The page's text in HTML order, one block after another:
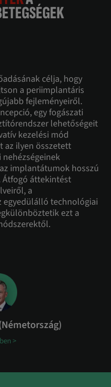
célja, hogy
a periimplantáris
fejleményeiről.
egy fogászati
lehetőségeit
kezelési mód
az ilyen összetett
implantátumok hosszú
Átfogó áttekintést
a
egyedülálló technológiai
ezt a
>